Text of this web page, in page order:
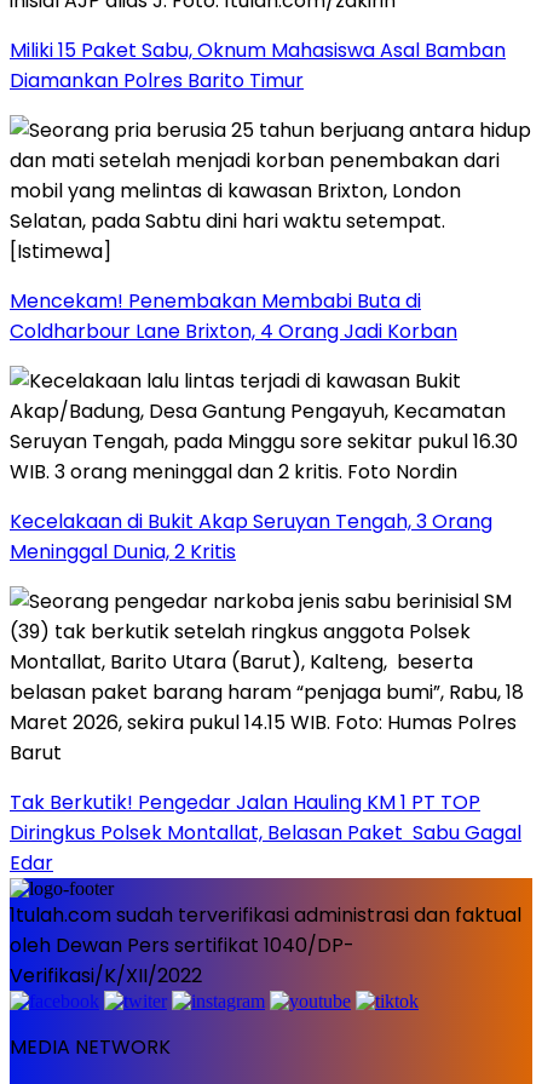
Miliki 15 Paket Sabu, Oknum Mahasiswa Asal Bamban
Diamankan Polres Barito Timur
Mencekam! Penembakan Membabi Buta di
Coldharbour Lane Brixton, 4 Orang Jadi Korban
Kecelakaan di Bukit Akap Seruyan Tengah, 3 Orang
Meninggal Dunia, 2 Kritis
Tak Berkutik! Pengedar Jalan Hauling KM 1 PT TOP
Diringkus Polsek Montallat, Belasan Paket Sabu Gagal
Edar
1tulah.com sudah terverifikasi administrasi dan faktual
oleh Dewan Pers sertifikat 1040/DP-
Verifikasi/K/XII/2022
MEDIA NETWORK